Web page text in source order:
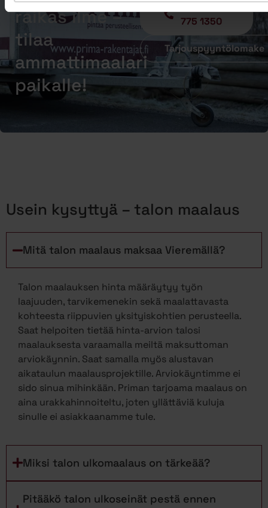
raikas ilme –
tilaa
ammattimaalari
paikalle!
775 1350
Tarjouspyyntölomake
Usein kysyttyä – talon maalaus
Mitä talon maalaus maksaa Vieremällä?
Talon maalauksen hinta määräytyy työn
laajuuden, tarvikemenekin sekä maalattavasta
kohteesta riippuvien yksityiskohtien perusteella.
Saat helpoiten tietää hinta-arvion talosi
maalauksesta varaamalla meiltä maksuttoman
arviokäynnin. Saat samalla myös alustavan
aikataulun maalausprojektille. Arviokäyntimme ei
sido sinua mihinkään. Priman tarjoama maalaus on
aina urakkahinnoiteltu, joten yllättäviä kuluja
sinulle ei asiakkaanamme tule.
Miksi talon ulkomaalaus on tärkeää?
Pitääkö talon ulkoseinät pestä ennen